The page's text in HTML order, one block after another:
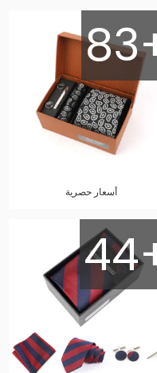
أسعار حصرية